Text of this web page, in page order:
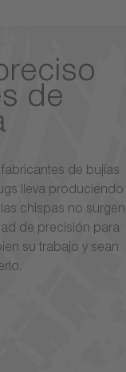
de
de bujías
lleva produciendo
chispas no surgen
de precisión para
su trabajo y sean